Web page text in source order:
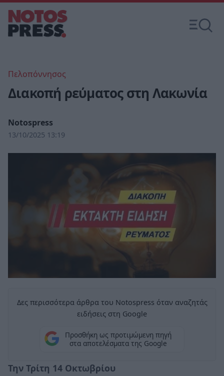
Πελοπόννησος
Διακοπή ρεύματος στη Λακωνία
Notospress
13/10/2025 13:19
Δες περισσότερα άρθρα του Notospress όταν αναζητάς
ειδήσεις στη Google
Προσθήκη ως προτιμώμενη πηγή
στα αποτελέσματα της Google
Την Τρίτη 14 Οκτωβρίου